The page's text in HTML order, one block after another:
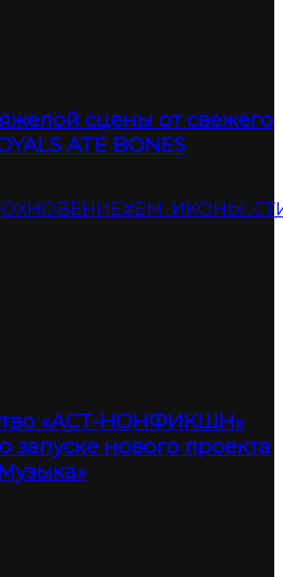
сцены от свежего
ATE BONES
«АСТ-НОНФИКШН»
запуске нового проекта